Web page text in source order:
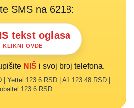
SMS na 6218:
tekst oglasa
KLIKNI OVDE
NIŠ i svoj broj telefona.
Yettel 123.6 RSD | A1 123.48 RSD |
123.6 RSD